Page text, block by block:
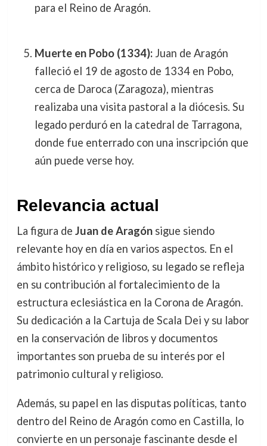
para el Reino de Aragón.
Muerte en Pobo (1334):Juan de Aragón
falleció el 19 de agosto de 1334 en Pobo,
cerca de Daroca (Zaragoza), mientras
realizaba una visita pastoral a la diócesis. Su
legado perduró en la catedral de Tarragona,
donde fue enterrado con una inscripción que
aún puede verse hoy.
Relevancia actual
La figura de Juan de Aragónsigue siendo
relevante hoy en día en varios aspectos. En el
ámbito histórico y religioso, su legado se refleja
en su contribución al fortalecimiento de la
estructura eclesiástica en la Corona de Aragón.
Su dedicación a la Cartuja de Scala Dei y su labor
en la conservación de libros y documentos
importantes son prueba de su interés por el
patrimonio cultural y religioso.
Además, su papel en las disputas políticas, tanto
dentro del Reino de Aragón como en Castilla, lo
convierte en un personaje fascinante desde el